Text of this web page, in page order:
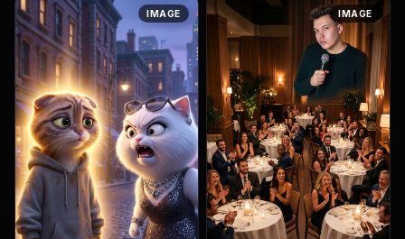
[Lighting: cinematic] Art style:
3D Pixar Animation, Zootopia
aesthetic, highly detailed
animation. 3D Pixar style. A
dramatic flashback...
[Lighting: cinematic] Art style:
3D Pixar Animation, Zootopia
aesthetic, highly detailed
animation. 3D Pixar style. Liza
the Persian cat...
IMAGE IMAGE